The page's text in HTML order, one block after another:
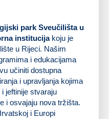
park Sveučilišta u
institucijakoju je
u Rijeci. Našim
i edukacijama
učiniti dostupna
i upravljanja kojima
jeftinije stvaraju
i osvajaju nova tržišta.
i Europi